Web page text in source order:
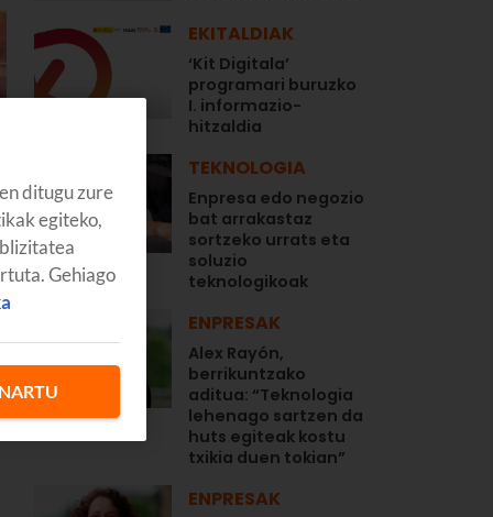
EKITALDIAK
‘Kit Digitala’
programari buruzko
I. informazio-
hitzaldia
TEKNOLOGIA
Enpresa edo negozio
bat arrakastaz
sortzeko urrats eta
soluzio
teknologikoak
ENPRESAK
Alex Rayón,
berrikuntzako
aditua: “Teknologia
lehenago sartzen da
huts egiteak kostu
txikia duen tokian”
ENPRESAK
ditugu zure
egiteko,
Gehiago